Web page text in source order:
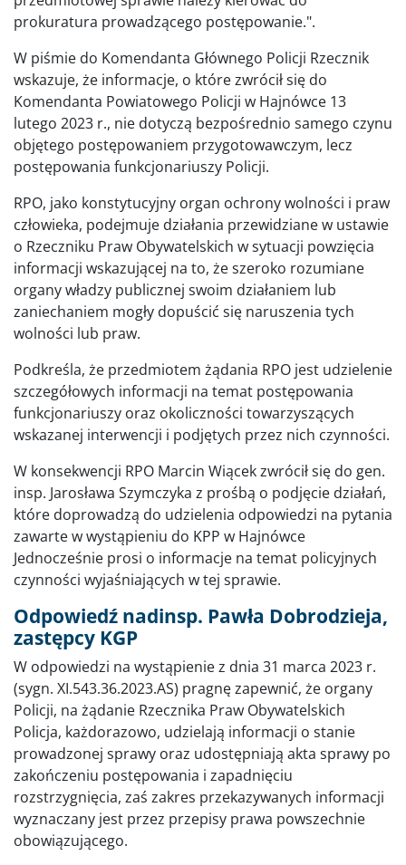
prokuratura prowadzącego postępowanie.".
W piśmie do Komendanta Głównego Policji Rzecznik
wskazuje, że informacje, o które zwrócił się do
Komendanta Powiatowego Policji w Hajnówce 13
lutego 2023 r., nie dotyczą bezpośrednio samego czynu
objętego postępowaniem przygotowawczym, lecz
postępowania funkcjonariuszy Policji.
RPO, jako konstytucyjny organ ochrony wolności i praw
człowieka, podejmuje działania przewidziane w ustawie
o Rzeczniku Praw Obywatelskich w sytuacji powzięcia
informacji wskazującej na to, że szeroko rozumiane
organy władzy publicznej swoim działaniem lub
zaniechaniem mogły dopuścić się naruszenia tych
wolności lub praw.
Podkreśla, że przedmiotem żądania RPO jest udzielenie
szczegółowych informacji na temat postępowania
funkcjonariuszy oraz okoliczności towarzyszących
wskazanej interwencji i podjętych przez nich czynności.
W konsekwencji RPO Marcin Wiącek zwrócił się do gen.
insp. Jarosława Szymczyka z prośbą o podjęcie działań,
które doprowadzą do udzielenia odpowiedzi na pytania
zawarte w wystąpieniu do KPP w Hajnówce
Jednocześnie prosi o informacje na temat policyjnych
czynności wyjaśniających w tej sprawie.
Odpowiedź nadinsp. Pawła Dobrodzieja,
zastępcy KGP
W odpowiedzi na wystąpienie z dnia 31 marca 2023 r.
(sygn. XI.543.36.2023.AS) pragnę zapewnić, że organy
Policji, na żądanie Rzecznika Praw Obywatelskich
Policja, każdorazowo, udzielają informacji o stanie
prowadzonej sprawy oraz udostępniają akta sprawy po
zakończeniu postępowania i zapadnięciu
rozstrzygnięcia, zaś zakres przekazywanych informacji
wyznaczany jest przez przepisy prawa powszechnie
obowiązującego.